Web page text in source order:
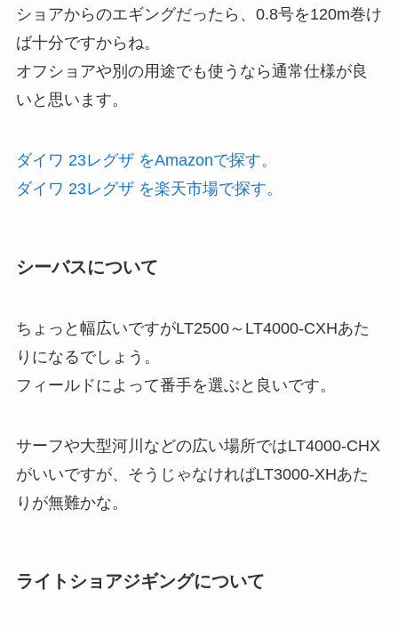
ショアからのエギングだったら、0.8号を120m巻け
ば十分ですからね。
オフショアや別の用途でも使うなら通常仕様が良
いと思います。
ダイワ 23レグザ をAmazonで探す。
ダイワ 23レグザ を楽天市場で探す。
シーバスについて
ちょっと幅広いですがLT2500～LT4000-CXHあた
りになるでしょう。
フィールドによって番手を選ぶと良いです。
サーフや大型河川などの広い場所ではLT4000-CHX
がいいですが、そうじゃなければLT3000-XHあた
りが無難かな。
ライトショアジギングについて